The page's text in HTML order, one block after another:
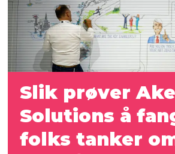
Slik prøver
Solutions å
folks tanker